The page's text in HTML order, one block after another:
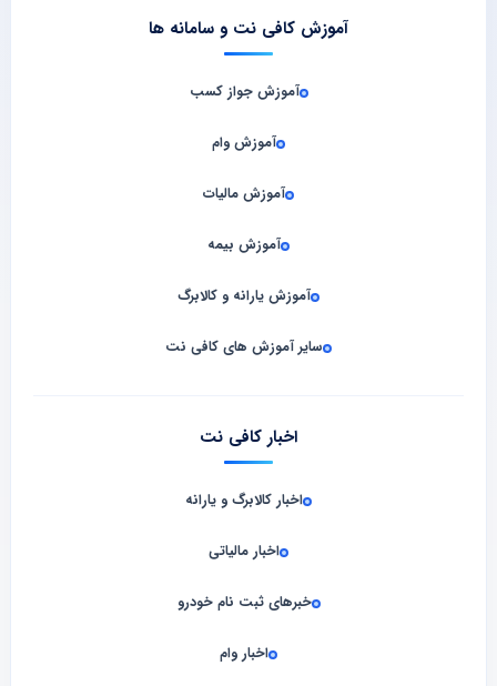
آموزش کافی نت و سامانه‌ ها
آموزش جواز کسب
آموزش وام
آموزش مالیات
آموزش بیمه
آموزش یارانه و کالابرگ
سایر آموزش های کافی نت
اخبار کافی نت
اخبار کالابرگ و یارانه
اخبار مالیاتی
خبرهای ثبت نام خودرو
اخبار وام